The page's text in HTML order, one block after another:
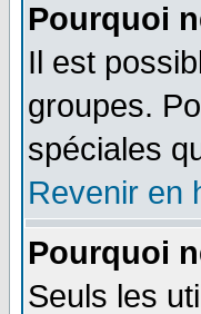
Pourquoi
Il est
groupes.
spéciales
Revenir en
Pourquoi
Seuls les